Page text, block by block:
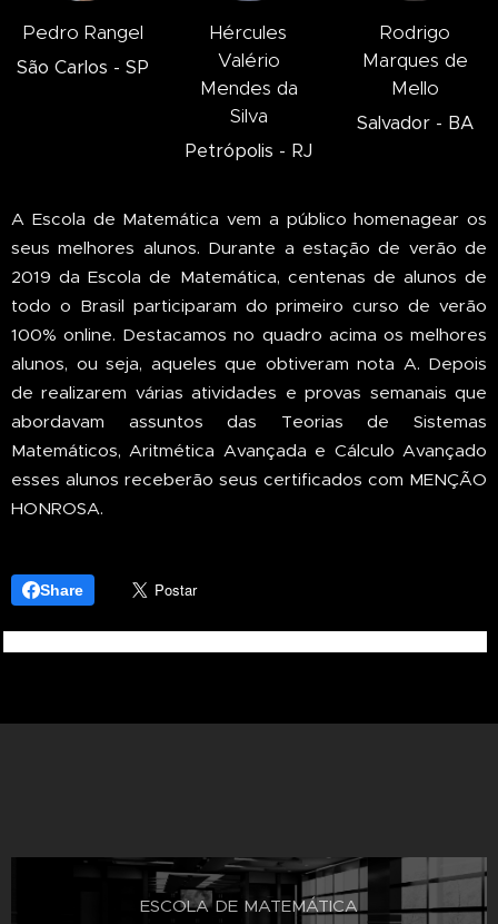
Pedro Rangel
São Carlos - SP
Hércules
Valério
Mendes da
Silva
Petrópolis - RJ
Rodrigo
Marques de
Mello
Salvador - BA
A Escola de Matemática vem a público homenagear os
seus melhores alunos. Durante a estação de verão de
2019 da Escola de Matemática, centenas de alunos de
todo o Brasil participaram do primeiro curso de verão
100% online. Destacamos no quadro acima os melhores
alunos, ou seja, aqueles que obtiveram nota A. Depois
de realizarem várias atividades e provas semanais que
abordavam assuntos das Teorias de Sistemas
Matemáticos, Aritmética Avançada e Cálculo Avançado
esses alunos receberão seus certificados com MENÇÃO
HONROSA.
Share
ESCOLA DE MATEMÁTICA